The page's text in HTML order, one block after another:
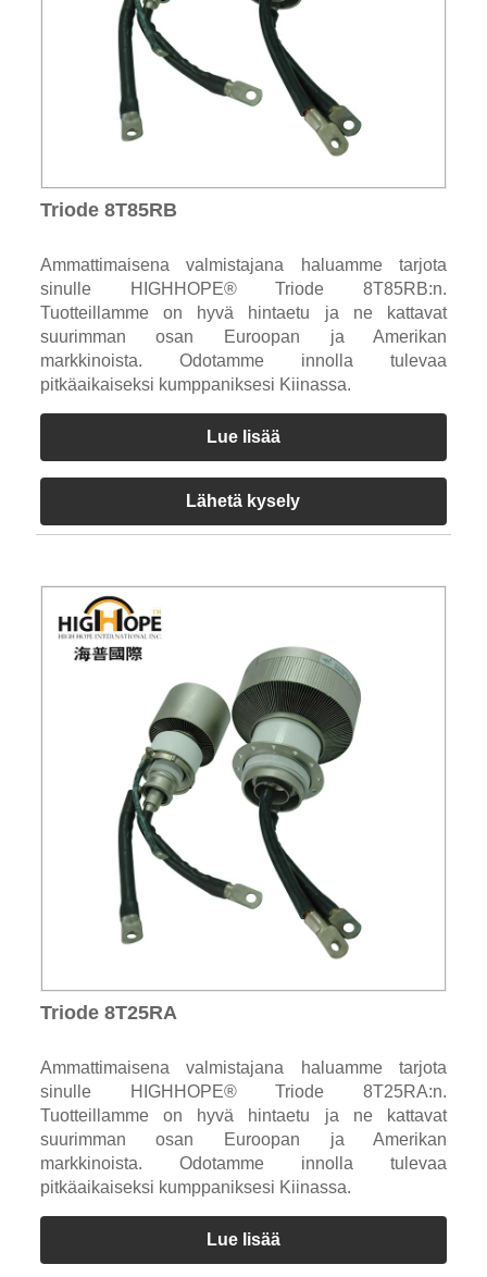
Triode 8T85RB
Ammattimaisena valmistajana haluamme tarjota
sinulle HIGHHOPE® Triode 8T85RB:n.
Tuotteillamme on hyvä hintaetu ja ne kattavat
suurimman osan Euroopan ja Amerikan
markkinoista. Odotamme innolla tulevaa
pitkäaikaiseksi kumppaniksesi Kiinassa.
Lue lisää
Lähetä kysely
Triode 8T25RA
Ammattimaisena valmistajana haluamme tarjota
sinulle HIGHHOPE® Triode 8T25RA:n.
Tuotteillamme on hyvä hintaetu ja ne kattavat
suurimman osan Euroopan ja Amerikan
markkinoista. Odotamme innolla tulevaa
pitkäaikaiseksi kumppaniksesi Kiinassa.
Lue lisää